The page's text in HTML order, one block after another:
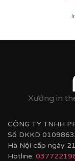
Chất liệu
Tranh được
chống cong
Hoàn thiện
composite
Xưởng in
CÔNG TY TNHH
Số DKKD
Hà Nội cấp ngày
Hotline: